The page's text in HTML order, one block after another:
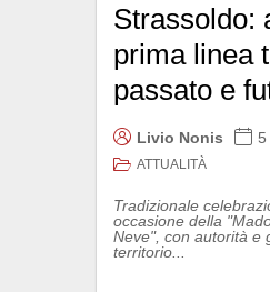
Strassoldo:
prima linea
passato e
Livio Nonis
ATTUALITÀ
Tradizionale
occasione della
Neve", con autorità e
territorio...